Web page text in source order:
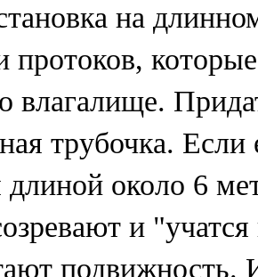
на
протоков,
влагалище.
трубочка. Если
длиной около 6
и
подвижность.